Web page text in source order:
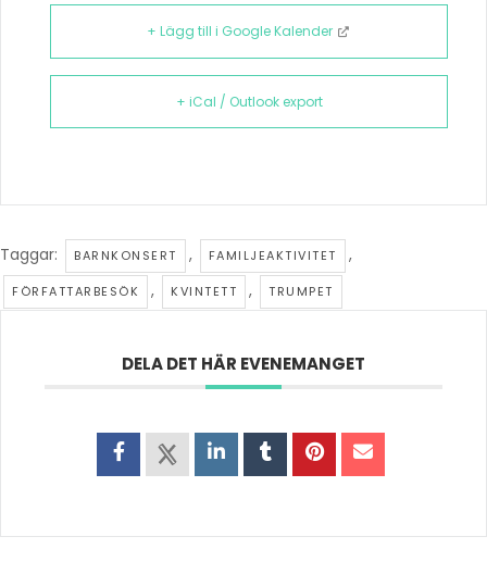
+ Lägg till i Google Kalender
+ iCal / Outlook export
Taggar: BARNKONSERT , FAMILJEAKTIVITET ,
FÖRFATTARBESÖK , KVINTETT , TRUMPET
DELA DET HÄR EVENEMANGET